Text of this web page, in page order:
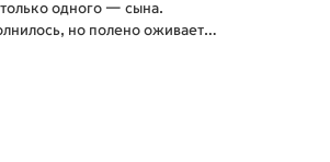
одного — сына.
но полено оживает,